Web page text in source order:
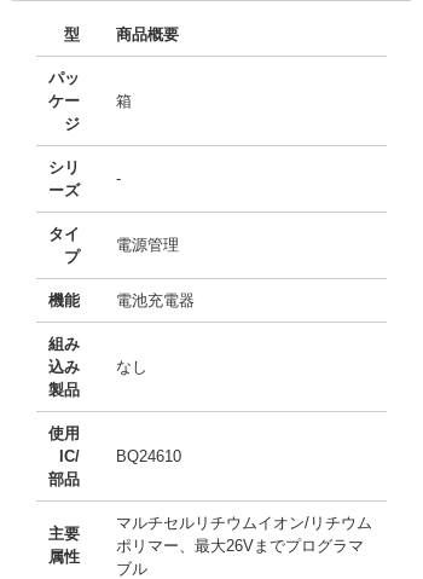
型 商品概要
パッ
ケー
ジ
箱
シリ
ーズ
-
タイ
プ
電源管理
機能 電池充電器
組み
込み
製品
なし
使用
IC/
部品
BQ24610
主要
属性
マルチセルリチウムイオン/リチウム
ポリマー、最大26Vまでプログラマ
ブル